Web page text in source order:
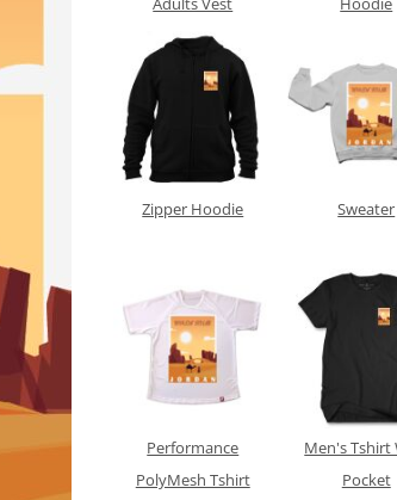
Zipper Hoodie Sweater
Performance
PolyMesh Tshirt
Men's Tshirt
Pocket